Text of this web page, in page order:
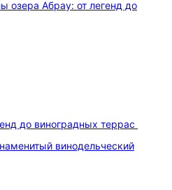
до виноградных террас
винодельческий